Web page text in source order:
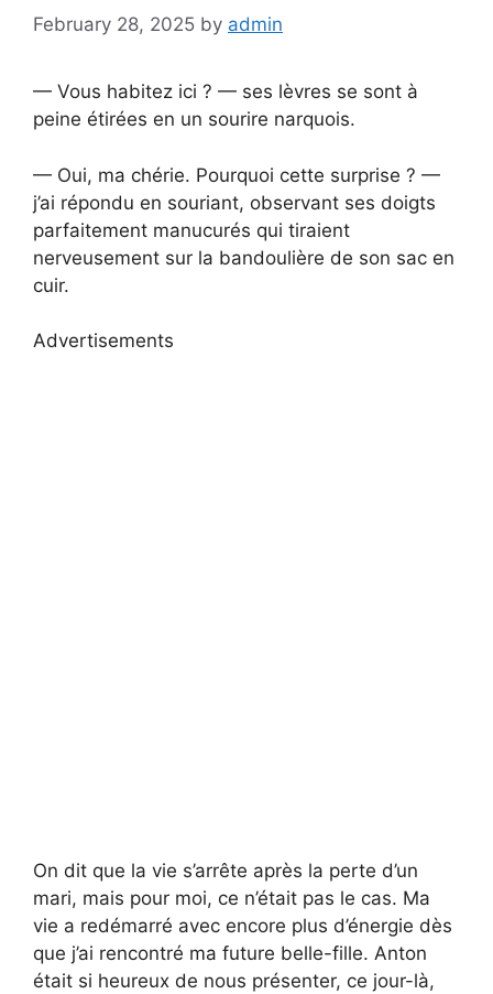
February 28, 2025 by admin
— Vous habitez ici ? — ses lèvres se sont à
peine étirées en un sourire narquois.
— Oui, ma chérie. Pourquoi cette surprise ? —
j’ai répondu en souriant, observant ses doigts
parfaitement manucurés qui tiraient
nerveusement sur la bandoulière de son sac en
cuir.
Advertisements
On dit que la vie s’arrête après la perte d’un
mari, mais pour moi, ce n’était pas le cas. Ma
vie a redémarré avec encore plus d’énergie dès
que j’ai rencontré ma future belle-fille. Anton
était si heureux de nous présenter, ce jour-là,